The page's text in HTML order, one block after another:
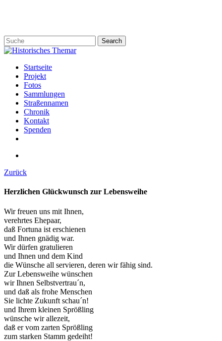
content
Search
Close
search
Menu
Startseite
Projekt
Fotos
Sammlungen
Straßennamen
Chronik
Kontakt
Spenden
Zurück
Herzlichen Glückwunsch zur Lebensweihe
Wir freuen uns mit Ihnen,
verehrtes Ehepaar,
daß Fortuna ist erschienen
und Ihnen gnädig war.
Wir dürfen gratulieren
und Ihnen und dem Kind
die Wünsche all servieren, deren wir fähig sind.
Zur Lebensweihe wünschen
wir Ihnen Selbstvertrau´n,
und daß als frohe Menschen
Sie lichte Zukunft schau´n!
und Ihrem kleinen Sprößling
wünsche wir allezeit,
daß er vom zarten Sprößling
zum starken Stamm gedeiht!